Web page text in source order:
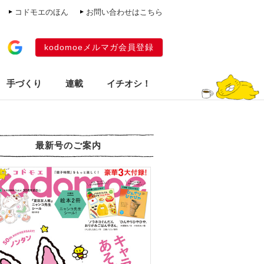
コドモエのほん お問い合わせはこちら
kodomoeメルマガ会員登録
手づくり 連載 イチオシ！
最新号のご案内